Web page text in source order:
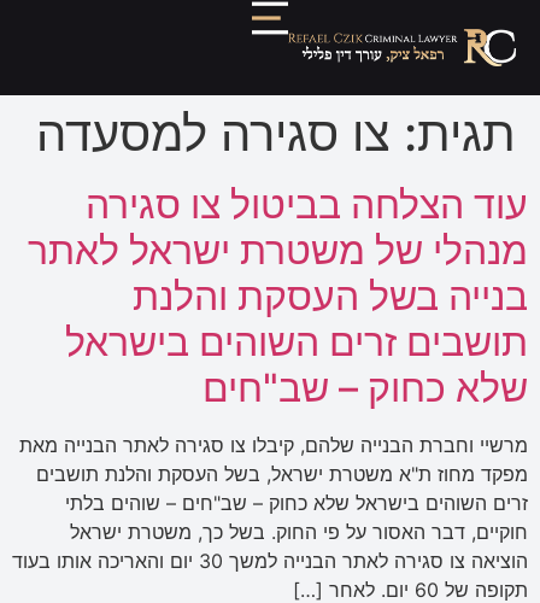
תגית: צו סגירה למסעדה
עוד הצלחה בביטול צו סגירה
מנהלי של משטרת ישראל לאתר
בנייה בשל העסקת והלנת
תושבים זרים השוהים בישראל
שלא כחוק – שב"חים
מרשיי וחברת הבנייה שלהם, קיבלו צו סגירה לאתר הבנייה מאת
מפקד מחוז ת"א משטרת ישראל, בשל העסקת והלנת תושבים
זרים השוהים בישראל שלא כחוק – שב"חים – שוהים בלתי
חוקיים, דבר האסור על פי החוק. בשל כך, משטרת ישראל
הוציאה צו סגירה לאתר הבנייה למשך 30 יום והאריכה אותו בעוד
תקופה של 60 יום. לאחר […]